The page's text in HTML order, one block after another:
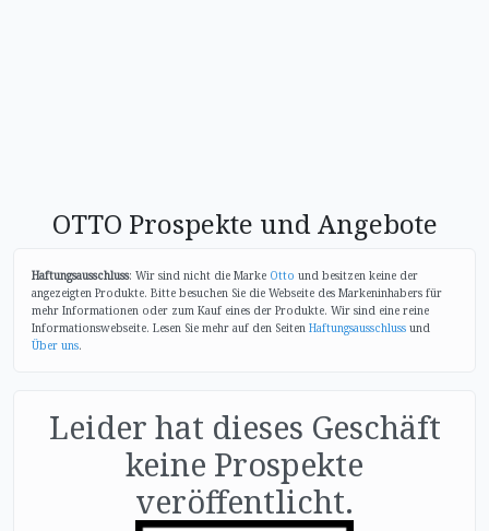
OTTO Prospekte und Angebote
Haftungsausschluss: Wir sind nicht die Marke Otto und besitzen keine der
angezeigten Produkte. Bitte besuchen Sie die Webseite des Markeninhabers für
mehr Informationen oder zum Kauf eines der Produkte. Wir sind eine reine
Informationswebseite. Lesen Sie mehr auf den Seiten Haftungsausschluss und
Über uns.
Leider hat dieses Geschäft
keine Prospekte
veröffentlicht.